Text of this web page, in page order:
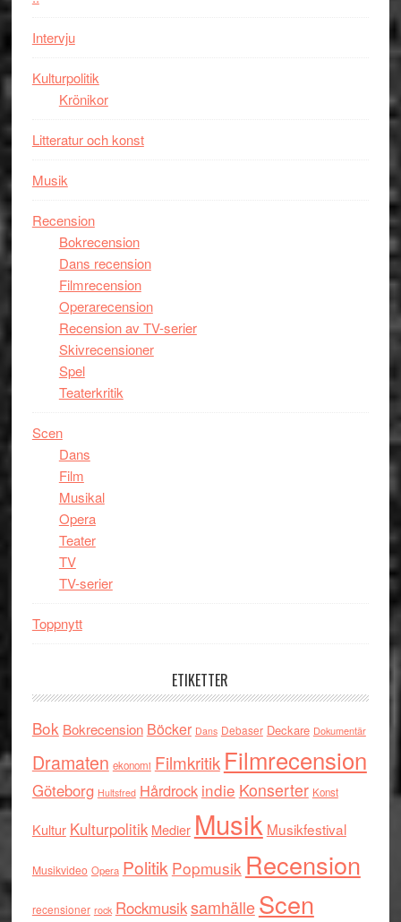
Intervju
Kulturpolitik
Krönikor
Litteratur och konst
Musik
Recension
Bokrecension
Dans recension
Filmrecension
Operarecension
Recension av TV-serier
Skivrecensioner
Spel
Teaterkritik
Scen
Dans
Film
Musikal
Opera
Teater
TV
TV-serier
Toppnytt
ETIKETTER
Bok Bokrecension Böcker Dans Debaser Deckare Dokumentär
Dramaten ekonomi Filmkritik Filmrecension
Göteborg Hultsfred Hårdrock indie Konserter Konst
Kultur Kulturpolitik Medier Musik Musikfestival
Musikvideo Opera Politik Popmusik Recension
recensioner rock RockmusiksamhälleScen